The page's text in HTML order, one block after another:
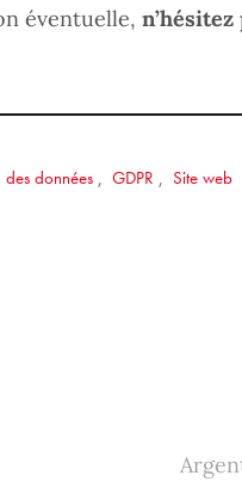
éventuelle, n’hésitez
données , GDPR , Site web